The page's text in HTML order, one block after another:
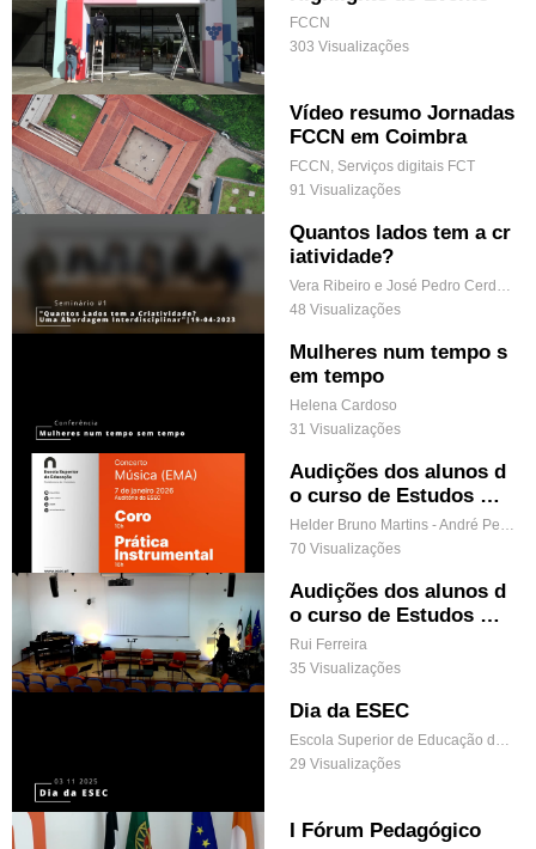
FCCN
303 Visualizações
Vídeo resumo Jornadas
FCCN em Coimbra
FCCN, Serviços digitais FCT
91 Visualizações
Quantos lados tem a cr
iatividade?
48 Visualizações
Mulheres num tempo s
em tempo
Helena Cardoso
31 Visualizações
Audições dos alunos d
o curso de Estudos Mu
sicais Aplicados
70 Visualizações
Audições dos alunos d
o curso de Estudos Mu
sicais Aplicados
Rui Ferreira
35 Visualizações
Dia da ESEC
29 Visualizações
I Fórum Pedagógico